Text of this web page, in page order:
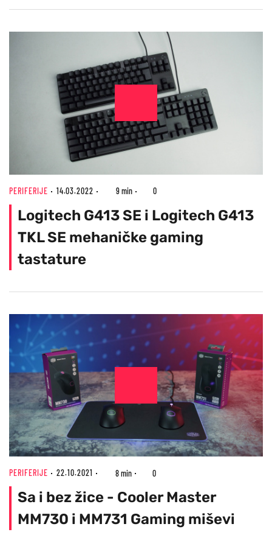
PERIFERIJE 14.03.2022 9 min 0
Logitech G413 SE i Logitech G413
TKL SE mehaničke gaming
tastature
PERIFERIJE 22.10.2021 8 min 0
Sa i bez žice - Cooler Master
MM730 i MM731 Gaming miševi